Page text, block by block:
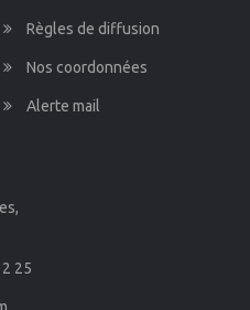
Règles de diffusion
Nos coordonnées
Alerte mail
25